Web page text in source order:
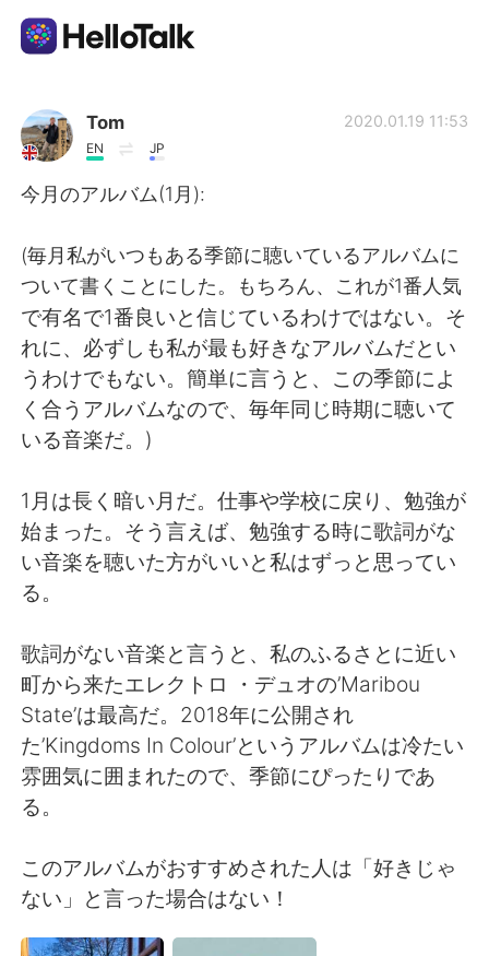
Language Exchange App
AI Grammar Checker
简体中文 繁體中文
Español العربية
Français
日本語 한국어
Русский ไทย
Türkçe Tiếng Việt
Português
Tom
EN JP
2020.01.19 11:53
今月のアルバム(1月):
(毎月私がいつもある季節に聴いているアルバムに
ついて書くことにした。もちろん、これが1番人気
で有名で1番良いと信じているわけではない。そ
れに、必ずしも私が最も好きなアルバムだとい
うわけでもない。簡単に言うと、この季節によ
く合うアルバムなので、毎年同じ時期に聴いて
いる音楽だ。)
1月は長く暗い月だ。仕事や学校に戻り、勉強が
始まった。そう言えば、勉強する時に歌詞がな
い音楽を聴いた方がいいと私はずっと思ってい
る。
歌詞がない音楽と言うと、私のふるさとに近い
町から来たエレクトロ ・デュオの’Maribou
State’は最高だ。2018年に公開され
た’Kingdoms In Colour’というアルバムは冷たい
雰囲気に囲まれたので、季節にぴったりであ
る。
このアルバムがおすすめされた人は「好きじゃ
ない」と言った場合はない！